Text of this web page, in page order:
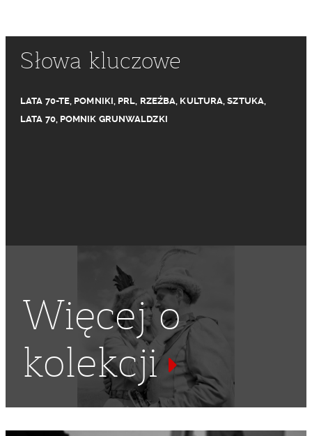
Słowa kluczowe
LATA 70-TE, POMNIKI, PRL, RZEŹBA, KULTURA,SZTUKA,
LATA 70, POMNIK GRUNWALDZKI
Więcej o
kolekcji